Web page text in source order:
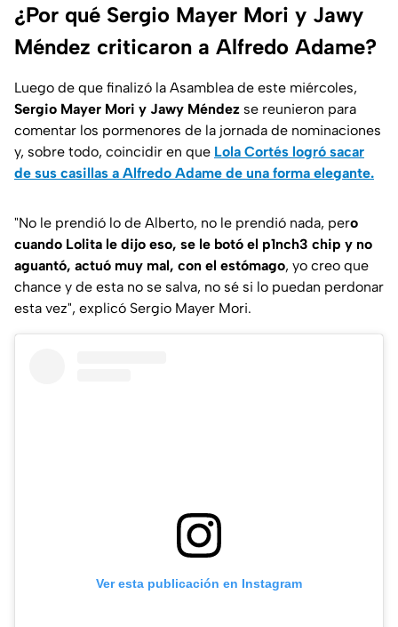
¿Por qué Sergio Mayer Mori y Jawy
Méndez criticaron a Alfredo Adame?
Luego de que finalizó la Asamblea de este miércoles,
Sergio Mayer Mori y Jawy Méndez se reunieron para
comentar los pormenores de la jornada de nominaciones
y, sobre todo, coincidir en que Lola Cortés logró sacar
de sus casillas a Alfredo Adame de una forma elegante.
"No le prendió lo de Alberto, no le prendió nada, pero
cuando Lolita le dijo eso, se le botó el p1nch3 chip y no
aguantó, actuó muy mal, con el estómago, yo creo que
chance y de esta no se salva, no sé si lo puedan perdonar
esta vez", explicó Sergio Mayer Mori.
Ver esta publicación en Instagram